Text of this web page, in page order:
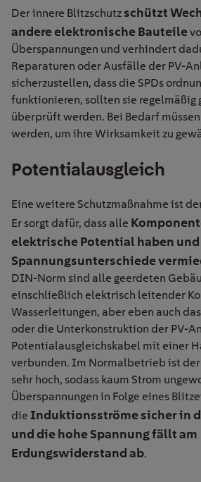
Der innere Blitzschutz schützt
andere elektronische Bauteile
Überspannungen und verhindert
Reparaturen oder Ausfälle der PV-
sicherzustellen, dass die SPDs
funktionieren, sollten sie regelmäßig
überprüft werden. Bei Bedarf
werden, um ihre Wirksamkeit zu
Potentialausgleich
Eine weitere Schutzmaßnahme ist
Er sorgt dafür, dass alle
elektrische Potential haben und
Spannungsunterschiede
DIN-Norm sind alle geerdeten
einschließlich elektrisch leitender
Wasserleitungen, aber eben auch
oder die Unterkonstruktion der PV-
Potentialausgleichskabel mit einer
verbunden. Im Normalbetrieb ist
sehr hoch, sodass kaum Strom
Überspannungen in Folge eines
die Induktionsströme sicher in
und die hohe Spannung fällt am
Erdungswiderstand ab.